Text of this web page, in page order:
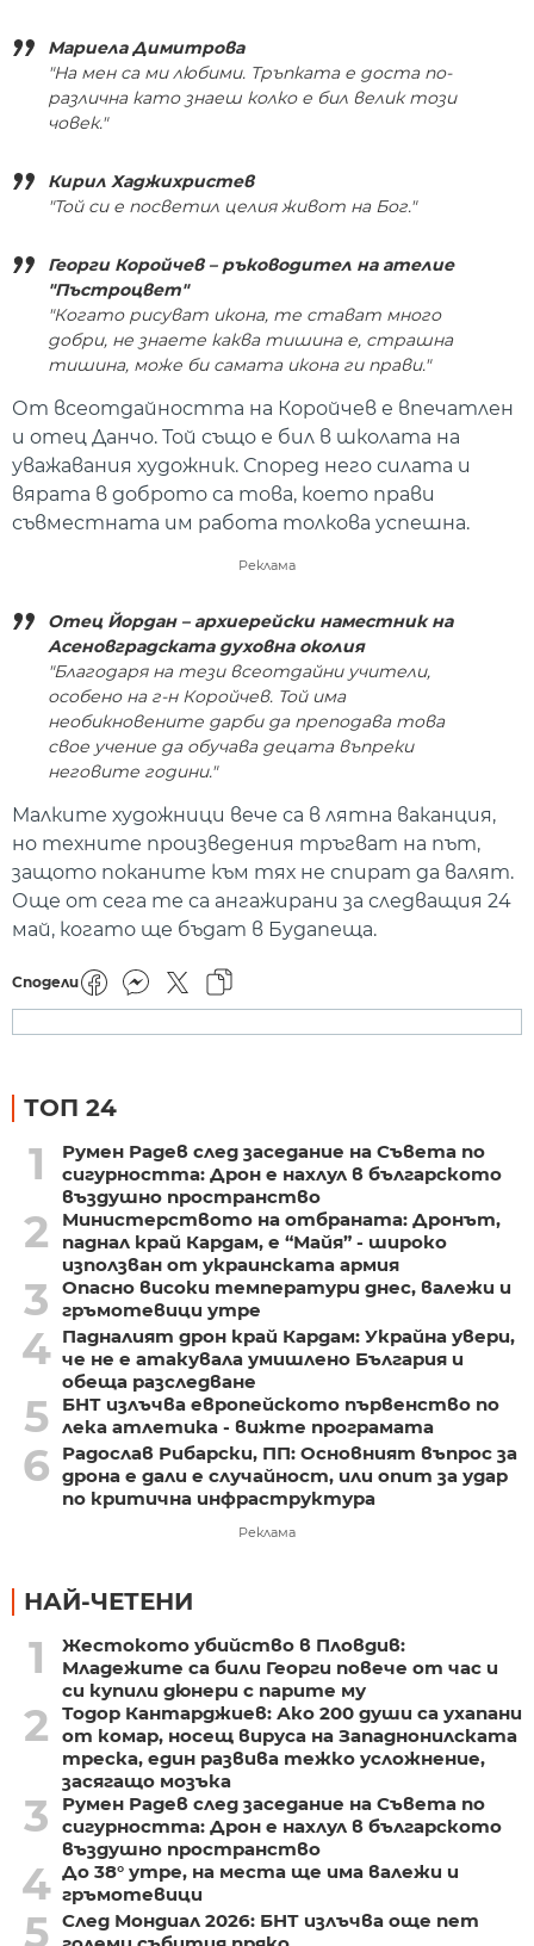
Мариела Димитрова
"На мен са ми любими. Тръпката е доста по-
различна като знаеш колко е бил велик този
човек."
Кирил Хаджихристев
"Той си е посветил целия живот на Бог."
Георги Коройчев – ръководител на ателие
"Пъстроцвет"
"Когато рисуват икона, те стават много
добри, не знаете каква тишина е, страшна
тишина, може би самата икона ги прави."
От всеотдайността на Коройчев е впечатлен
и отец Данчо. Той също е бил в школата на
уважавания художник. Според него силата и
вярата в доброто са това, което прави
съвместната им работа толкова успешна.
Реклама
Отец Йордан – архиерейски наместник на
Асеновградската духовна околия
"Благодаря на тези всеотдайни учители,
особено на г-н Коройчев. Той има
необикновените дарби да преподава това
свое учение да обучава децата въпреки
неговите години."
Малките художници вече са в лятна ваканция,
но техните произведения тръгват на път,
защото поканите към тях не спират да валят.
Още от сега те са ангажирани за следващия 24
май, когато ще бъдат в Будапеща.
Сподели
ТОП 24
1
Румен Радев след заседание на Съвета по
сигурността: Дрон е нахлул в българското
въздушно пространство
2
Министерството на отбраната: Дронът,
паднал край Кардам, е “Майя” - широко
използван от украинската армия
3
Опасно високи температури днес, валежи и
гръмотевици утре
4 Падналият дрон край Кардам: Украйна увери,
че не е атакувала умишлено България и
обеща разследване
5
БНТ излъчва европейското първенство по
лека атлетика - вижте програмата
6
Радослав Рибарски, ПП: Основният въпрос за
дрона е дали е случайност, или опит за удар
по критична инфраструктура
Реклама
НАЙ-ЧЕТЕНИ
1
Жестокото убийство в Пловдив:
Младежите са били Георги повече от час и
си купили дюнери с парите му
2
Тодор Кантарджиев: Ако 200 души са ухапани
от комар, носещ вируса на Западнонилската
треска, един развива тежко усложнение,
засягащо мозъка
3
Румен Радев след заседание на Съвета по
сигурността: Дрон е нахлул в българското
въздушно пространство
4 До 38° утре, на места ще има валежи и
гръмотевици
5 След Мондиал 2026: БНТ излъчва още пет